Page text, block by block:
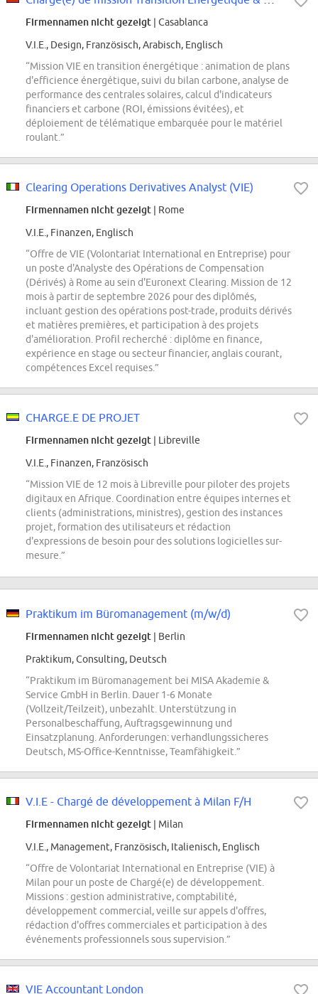
Firmennamen nicht gezeigt | Casablanca
V.I.E., Design, Französisch, Arabisch, Englisch
“Mission VIE en transition énergétique : animation de plans
d'efficience énergétique, suivi du bilan carbone, analyse de
performance des centrales solaires, calcul d'indicateurs
financiers et carbone (ROI, émissions évitées), et
déploiement de télématique embarquée pour le matériel
roulant.”
Clearing Operations Derivatives Analyst (VIE)
Firmennamen nicht gezeigt | Rome
V.I.E., Finanzen, Englisch
“Offre de VIE (Volontariat International en Entreprise) pour
un poste d'Analyste des Opérations de Compensation
(Dérivés) à Rome au sein d'Euronext Clearing. Mission de 12
mois à partir de septembre 2026 pour des diplômés,
incluant gestion des opérations post-trade, produits dérivés
et matières premières, et participation à des projets
d'amélioration. Profil recherché : diplôme en finance,
expérience en stage ou secteur financier, anglais courant,
compétences Excel requises.”
CHARGE.E DE PROJET
Firmennamen nicht gezeigt | Libreville
V.I.E., Finanzen, Französisch
“Mission VIE de 12 mois à Libreville pour piloter des projets
digitaux en Afrique. Coordination entre équipes internes et
clients (administrations, ministres), gestion des instances
projet, formation des utilisateurs et rédaction
d'expressions de besoin pour des solutions logicielles sur-
mesure.”
Praktikum im Büromanagement (m/w/d)
Firmennamen nicht gezeigt | Berlin
Praktikum, Consulting, Deutsch
“Praktikum im Büromanagement bei MISA Akademie &
Service GmbH in Berlin. Dauer 1-6 Monate
(Vollzeit/Teilzeit), unbezahlt. Unterstützung in
Personalbeschaffung, Auftragsgewinnung und
Einsatzplanung. Anforderungen: verhandlungssicheres
Deutsch, MS-Office-Kenntnisse, Teamfähigkeit.”
V.I.E - Chargé de développement à Milan F/H
Firmennamen nicht gezeigt | Milan
V.I.E., Management, Französisch, Italienisch, Englisch
“Offre de Volontariat International en Entreprise (VIE) à
Milan pour un poste de Chargé(e) de développement.
Missions : gestion administrative, comptabilité,
développement commercial, veille sur appels d'offres,
rédaction d'offres commerciales et participation à des
événements professionnels sous supervision.”
VIE Accountant London